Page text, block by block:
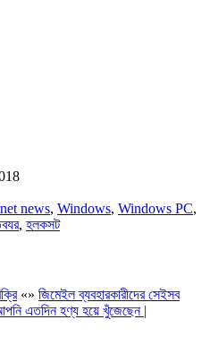
news, Windows, Windows PC,
, হলকসট
«» জিমেইল ব্যবহারকারীদের সেইসব
এতদিন হণ্য হয়ে খুঁজেছেন |